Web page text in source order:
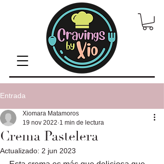
Entrada
Crema Pastelera
Xiomara Matamoros
19 nov 2022 1 min de lectura
Actualizado: 2 jun 2023